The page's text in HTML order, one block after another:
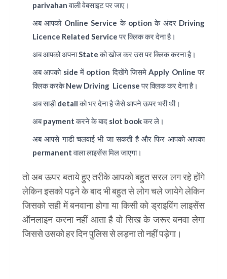
parivahan वाली वेबसाइट पर जाए।
अब आपको Online Serviceके option के अंदरDriving
Licence Related Serviceपर क्लिक कर देना है।
अब आपको अपनाStateको खोज कर उस पर क्लिक करना है।
अब आपको side में option दिखेंगे जिसमेApply Onlineपर
क्लिक करकेNew Driving Licenseपर क्लिक कर देना है।
अब साड़ी detail को भर देना है जैसे आपने ऊपर भरी थी।
अब payment करने के बाद slot book कर ले।
अब आपसे गाडी चलवाई भी जा सकती है और फिर आपको आपका
permanent वाला लाइसेंस मिल जाएगा।
तो अब ऊपर बताये हुए तरीके आपको बहुत सरल लग रहे होंगे
लेकिन इसको पढ़ने के बाद भी बहुत से लोग चले जायेगे लेकिन
जिसको सही में बनवाना होगा या किसी को ड्राइविंग लाइसेंस
ऑनलाइन करना नहीं आता है वो सिख के जरूर बनवा लेगा
जिससे उसको हर दिन पुलिस से लड़ना तो नहीं पड़ेगा।